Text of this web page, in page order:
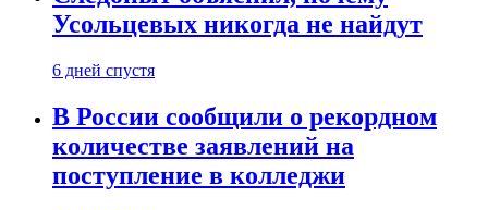
Усольцевых никогда не найдут
6 дней спустя
В России сообщили о рекордном
количестве заявлений на
поступление в колледжи